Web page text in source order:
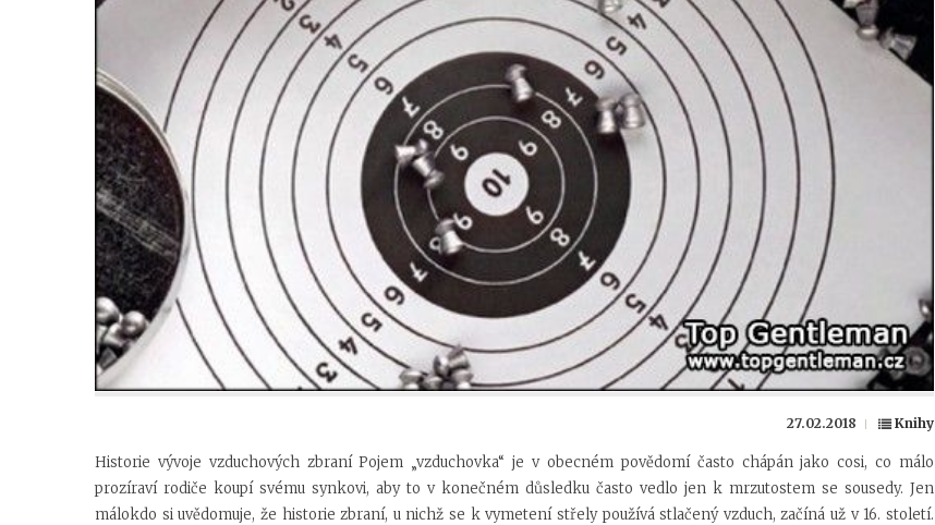
27.02.2018 Knihy
Historie vývoje vzduchových zbraní Pojem „vzduchovka“ je v obecném povědomí často chápán jako cosi, co málo
prozíraví rodiče koupí svému synkovi, aby to v konečném důsledku často vedlo jen k mrzutostem se sousedy. Jen
málokdo si uvědomuje, že historie zbraní, u nichž se k vymetení střely používá stlačený vzduch, začíná už v 16. století.